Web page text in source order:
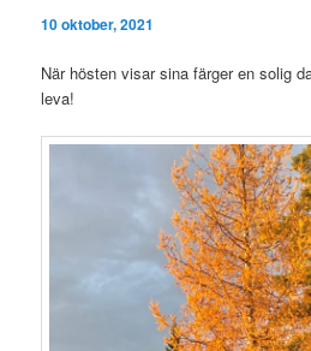
10 oktober, 2021
När hösten visar sina färger en solig
leva!